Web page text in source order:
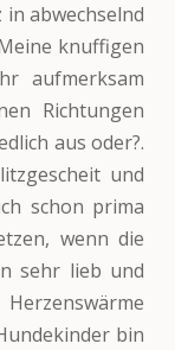
abwechselnd
knuffigen
aufmerksam
Richtungen
aus oder?.
und
schon prima
wenn die
sehr lieb und
bin